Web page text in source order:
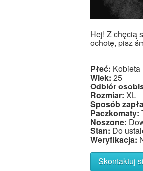
Hej! Z chęcią
ochotę, pisz
Płeć: Kobieta
Wiek: 25
Odbiór
Rozmiar: XL
Sposób
Paczkomaty:
Noszone:
Stan: Do
Weryfikacja:
Skontaktuj